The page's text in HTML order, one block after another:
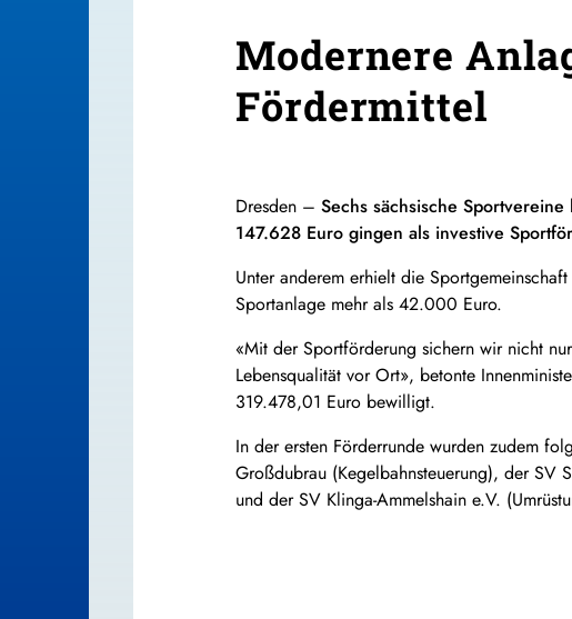
Modernere
Fördermittel
Dresden – Sechs sächsische
147.628 Euro gingen als investive
Unter anderem erhielt die
Sportanlage mehr als 42.000 Euro.
«Mit der Sportförderung sichern wir nicht
Lebensqualität vor Ort», betonte
319.478,01 Euro bewilligt.
In der ersten Förderrunde wurden zudem
Großdubrau (Kegelbahnsteuerung), der SV
und der SV Klinga-Ammelshain e.V.